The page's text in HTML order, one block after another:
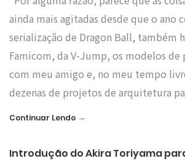
ainda mais agitadas desde que o ano
serialização de Dragon Ball, também
Famicom, da V-Jump, os modelos de
com meu amigo e, no meu tempo
dezenas de projetos de arquitetura
Continuar Lendo →
Introdução do Akira Toriyama